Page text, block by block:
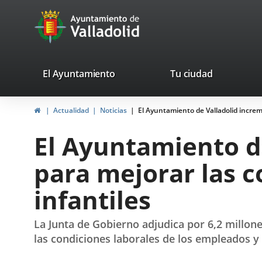
Portal
Web
Ayuntamiento
de
valladolid.es
El Ayuntamiento Tu ciudad
HomeActualidad Noticias El Ayuntamiento de Valladolid
El Ayuntamiento
para mejorar las
infantiles
La Junta de Gobierno adjudica por 6,2
las condiciones laborales de los empleados